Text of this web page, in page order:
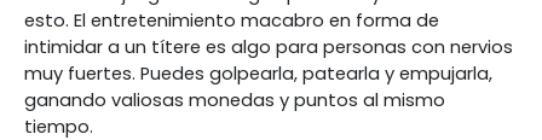
esto. El entretenimiento macabro en forma de
intimidar a un títere es algo para personas con nervios
muy fuertes. Puedes golpearla, patearla y empujarla,
ganando valiosas monedas y puntos al mismo
tiempo.